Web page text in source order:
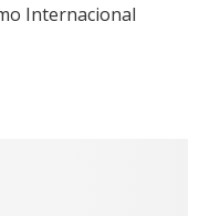
Internacional